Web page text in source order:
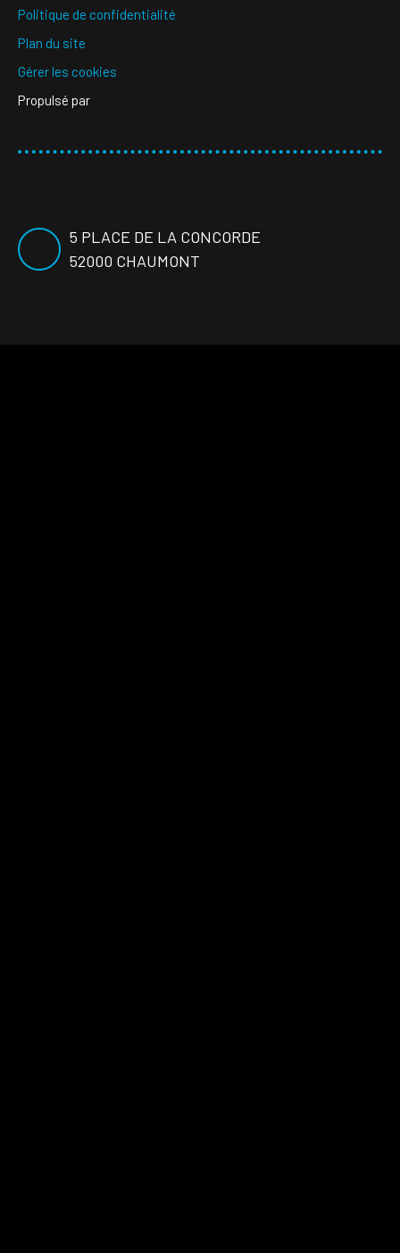
Politique de confidentialité
Plan du site
Gérer les cookies
Propulsé par
5 PLACE DE LA CONCORDE
52000 CHAUMONT